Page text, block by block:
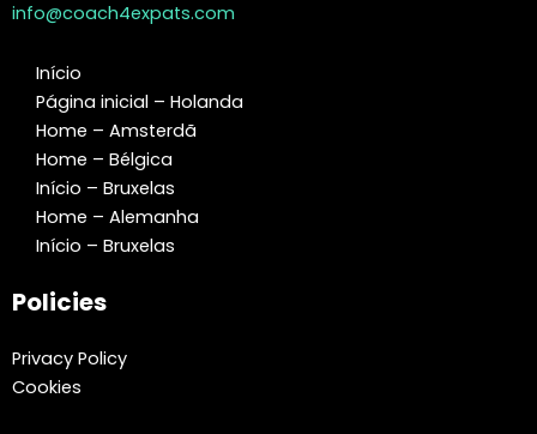
info@coach4expats.com
Início
Página inicial – Holanda
Home – Amsterdã
Home – Bélgica
Início – Bruxelas
Home – Alemanha
Início – Bruxelas
Policies
Privacy Policy
Cookies